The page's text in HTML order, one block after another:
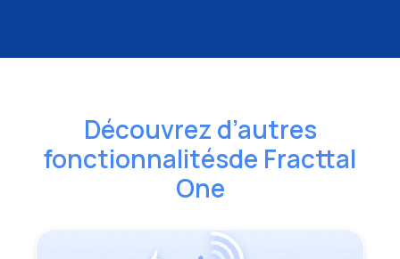
Découvrez d’autres
fonctionnalitésde Fracttal
One